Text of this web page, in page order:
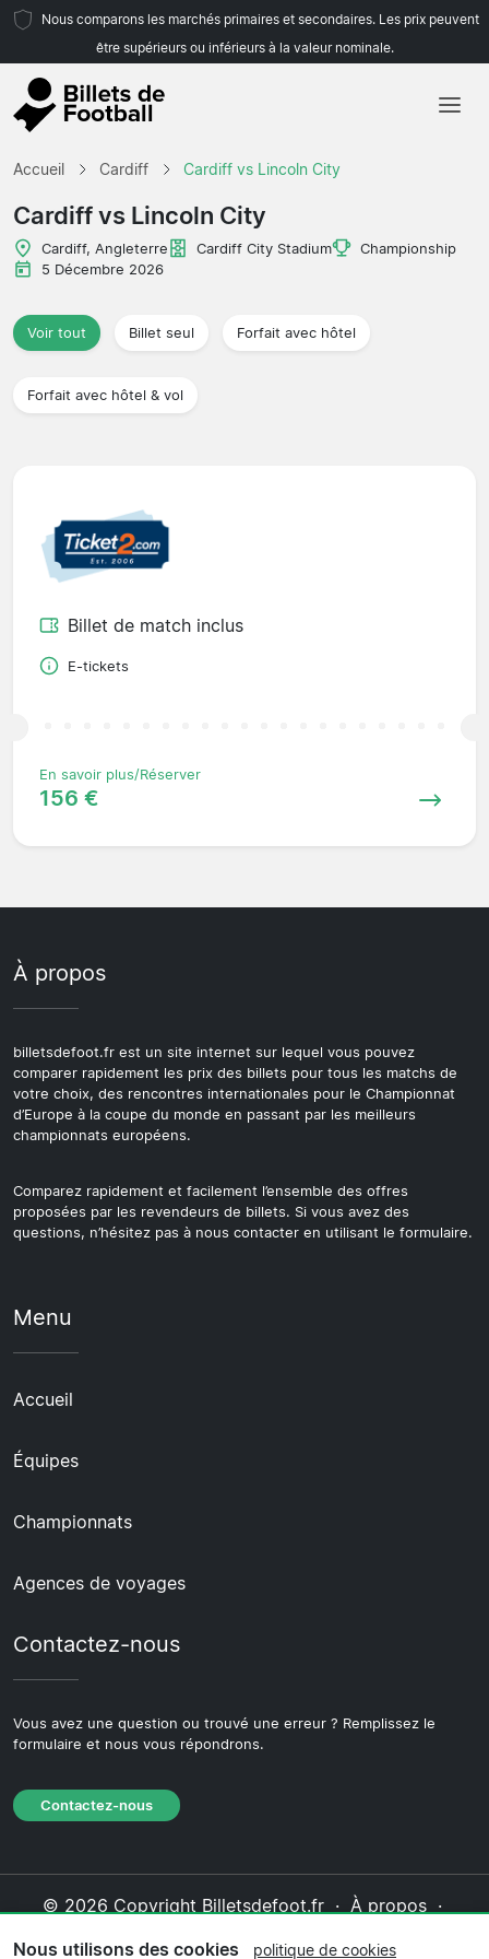
Nous comparons les marchés primaires et secondaires. Les prix peuvent
être supérieurs ou inférieurs à la valeur nominale.
Championnats
Accueil Cardiff Cardiff vs Lincoln City
Cardiff vs Lincoln City
Cardiff, Angleterre Cardiff City Stadium
Championship
5 Décembre 2026
Voir tout Billet seul Forfait avec hôtel
Forfait avec hôtel & vol
Billet de match inclus
E-tickets
En savoir plus/Réserver
156 €
À propos
billetsdefoot.fr est un site internet sur lequel vous pouvez
comparer rapidement les prix des billets pour tous les matchs de
votre choix, des rencontres internationales pour le Championnat
d’Europe à la coupe du monde en passant par les meilleurs
championnats européens.
Comparez rapidement et facilement l’ensemble des offres
proposées par les revendeurs de billets. Si vous avez des
questions, n’hésitez pas à nous contacter en utilisant le formulaire.
Menu
Accueil
Équipes
Championnats
Agences de voyages
Contactez-nous
Vous avez une question ou trouvé une erreur ? Remplissez le
formulaire et nous vous répondrons.
Contactez-nous
© 2026 Copyright Billetsdefoot.fr · À propos·
Nous utilisons des cookies politique de cookies